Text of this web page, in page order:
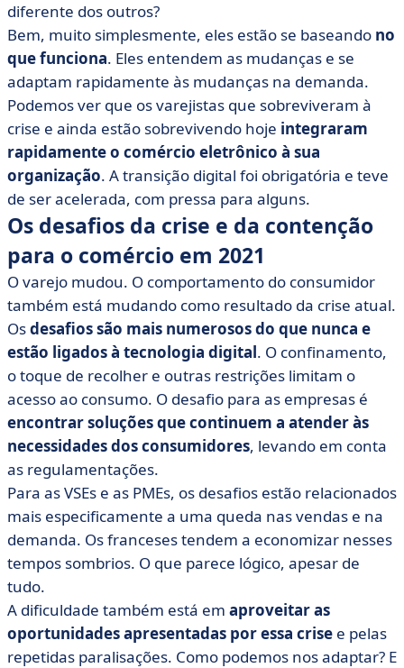
diferente dos outros?
Bem, muito simplesmente, eles estão se baseando no
que funciona. Eles entendem as mudanças e se
adaptam rapidamente às mudanças na demanda.
Podemos ver que os varejistas que sobreviveram à
crise e ainda estão sobrevivendo hoje integraram
rapidamente o comércio eletrônico à sua
organização. A transição digital foi obrigatória e teve
de ser acelerada, com pressa para alguns.
Os desafios da crise e da contenção
para o comércio em 2021
O varejo mudou. O comportamento do consumidor
também está mudando como resultado da crise atual.
Osdesafios são mais numerosos do que nunca e
estão ligados à tecnologia digital. O confinamento,
o toque de recolher e outras restrições limitam o
acesso ao consumo. O desafio para as empresas é
encontrar soluções que continuem a atender às
necessidades dos consumidores, levando em conta
as regulamentações.
Para as VSEs e as PMEs, os desafios estão relacionados
mais especificamente a uma queda nas vendas e na
demanda. Os franceses tendem a economizar nesses
tempos sombrios. O que parece lógico, apesar de
tudo.
A dificuldade também está em aproveitar as
oportunidades apresentadas por essa crise e pelas
repetidas paralisações. Como podemos nos adaptar? E